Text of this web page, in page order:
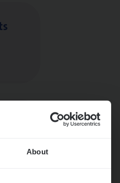
About